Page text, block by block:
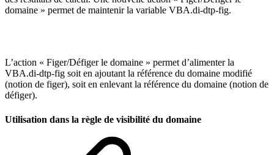
domaine » permet de maintenir la variable VBA.di-dtp-fig.
L’action « Figer/Défiger le domaine » permet d’alimenter la
VBA.di-dtp-fig soit en ajoutant la référence du domaine modifié
(notion de figer), soit en enlevant la référence du domaine (notion de
défiger).
Utilisation dans la règle de visibilité du domaine